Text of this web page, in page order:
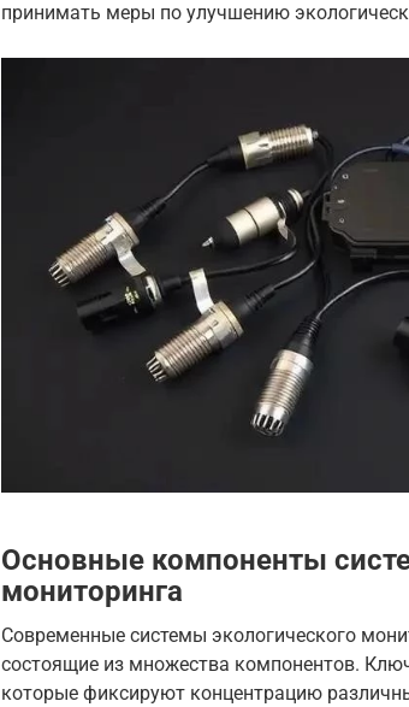
принимать меры по улучшению
Основные компоненты
мониторинга
Современные системы экологического
состоящие из множества компонентов.
которые фиксируют концентрацию